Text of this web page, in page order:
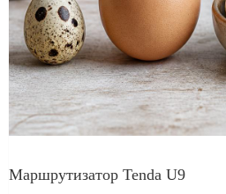
Маршрутизатор Tenda U9